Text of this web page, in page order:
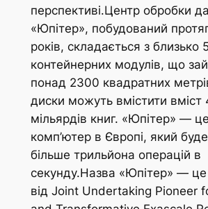
перспективі.Центр обробки
«Юпітер», побудований
років, складається з близько
контейнерних модулів, що
понад 2300 квадратних
диски можуть вмістити вміст
мільярдів книг. «Юпітер» —
комп’ютер в Європі, який
більше трильйона операцій в
секунду.Назва «Юпітер» — це
від Joint Undertaking Pioneer